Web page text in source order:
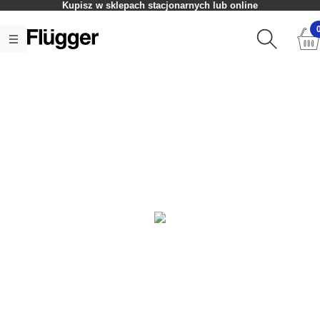
Kupisz w sklepach stacjonarnych lub online